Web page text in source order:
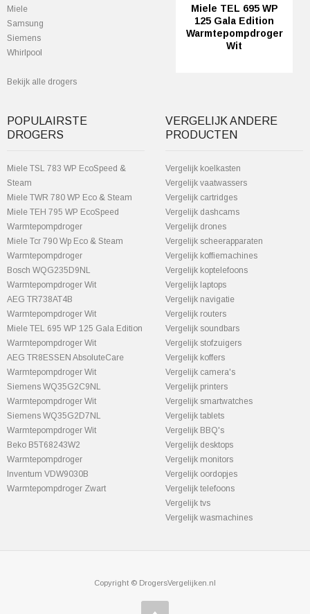
Miele
Samsung
Siemens
Whirlpool
Bekijk alle drogers
Miele TEL 695 WP
125 Gala Edition
Warmtepompdroger
Wit
POPULAIRSTE
DROGERS
Miele TSL 783 WP EcoSpeed &
Steam
Miele TWR 780 WP Eco & Steam
Miele TEH 795 WP EcoSpeed
Warmtepompdroger
Miele Tcr 790 Wp Eco & Steam
Warmtepompdroger
Bosch WQG235D9NL
Warmtepompdroger Wit
AEG TR738AT4B
Warmtepompdroger Wit
Miele TEL 695 WP 125 Gala Edition
Warmtepompdroger Wit
AEG TR8ESSEN AbsoluteCare
Warmtepompdroger Wit
Siemens WQ35G2C9NL
Warmtepompdroger Wit
Siemens WQ35G2D7NL
Warmtepompdroger Wit
Beko B5T68243W2
Warmtepompdroger
Inventum VDW9030B
Warmtepompdroger Zwart
VERGELIJK ANDERE
PRODUCTEN
Vergelijk koelkasten
Vergelijk vaatwassers
Vergelijk cartridges
Vergelijk dashcams
Vergelijk drones
Vergelijk scheerapparaten
Vergelijk koffiemachines
Vergelijk koptelefoons
Vergelijk laptops
Vergelijk navigatie
Vergelijk routers
Vergelijk soundbars
Vergelijk stofzuigers
Vergelijk koffers
Vergelijk camera's
Vergelijk printers
Vergelijk smartwatches
Vergelijk tablets
Vergelijk BBQ's
Vergelijk desktops
Vergelijk monitors
Vergelijk oordopjes
Vergelijk telefoons
Vergelijk tvs
Vergelijk wasmachines
Copyright © DrogersVergelijken.nl